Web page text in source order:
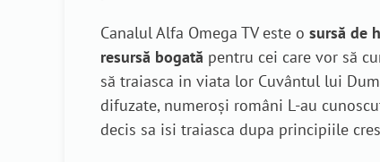
Canalul Alfa Omega TV este o sursă de
resursă bogată pentru cei care vor să
să traiasca in viata lor Cuvântul lui
difuzate, numeroşi români L-au
decis sa isi traiasca dupa principiile